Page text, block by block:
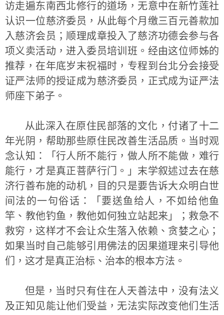
访走遍东南西北修行的道场，无意中在新竹莲社
认识一位慈济委员，从此每个月缴三百元善款加
入慈济会员；顺理成章投入了慈济功德会参与各
项义卖活动，进入委员培训班。经由这位师姊的
推荐，在年底岁末祝福时，专程到台北分会接受
证严法师的授证成为慈济委员，正式成为证严法
师座下弟子。
从此深入在原住民部落的文化，付诸了十二
年光阴，帮助那些原住民改善生活品质。当时观
念认知：「行人所不能行，做人所不能做，难行
能行，才是真正菩萨行门。」末学叙述过去在慈
济行善布施的动机，目的只是要告诉大众明白世
间法的一句俗话：「要送鱼给人，不如给他鱼
竿、教他钓鱼，教他如何独立站起来」；救急不
救穷，这样才不会让众生落入依赖、贪婪之心；
如果当时自己能够引用佛法的因果道理来引导他
们，这才是真正治标、治本的根本方法。
但是，当时只有住在人天善法中，没有法义
及正知见能让他们受益，无法实际改变他们生活